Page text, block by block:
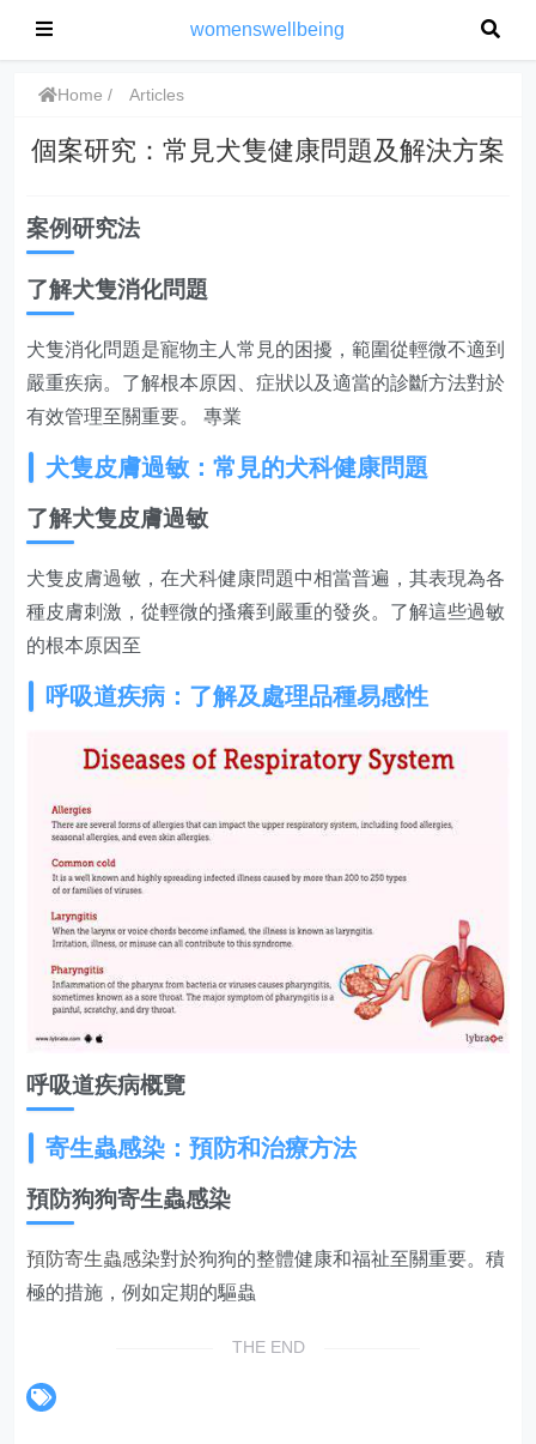
womenswellbeing
Home Articles
個案研究：常見犬隻健康問題及解決方案
案例研究法
了解犬隻消化問題
犬隻消化問題是寵物主人常見的困擾，範圍從輕微不適到
嚴重疾病。了解根本原因、症狀以及適當的診斷方法對於
有效管理至關重要。 專業
犬隻皮膚過敏：常見的犬科健康問題
了解犬隻皮膚過敏
犬隻皮膚過敏，在犬科健康問題中相當普遍，其表現為各
種皮膚刺激，從輕微的搔癢到嚴重的發炎。了解這些過敏
的根本原因至
呼吸道疾病：了解及處理品種易感性
呼吸道疾病概覽
寄生蟲感染：預防和治療方法
預防狗狗寄生蟲感染
預防寄生蟲感染對於狗狗的整體健康和福祉至關重要。積
極的措施，例如定期的驅蟲
THE END